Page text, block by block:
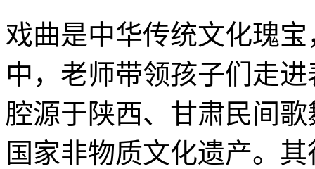
戏曲是中华传统文化瑰
中，老师带领孩子们走
腔源于陕西、甘肃民间
国家非物质文化遗产。